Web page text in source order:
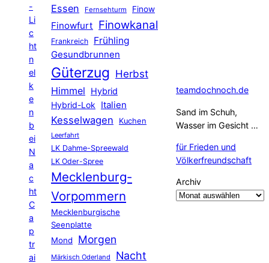
-
Li
c
ht
n
el
k
e
n
b
ei
N
a
c
ht
C
a
p
tr
ai
Essen Fernsehturm Finow
Finowfurt Finowkanal
Frankreich Frühling
Gesundbrunnen
Güterzug Herbst
Himmel
Hybrid
Hybrid-Lok Italien
Kesselwagen Kuchen
Leerfahrt
LK Dahme-Spreewald
LK Oder-Spree
Mecklenburg-
Vorpommern
Mecklenburgische
Seenplatte
Mond
Morgen
Märkisch Oderland Nacht
teamdochnoch.de
Sand im Schuh,
Wasser im Gesicht …
für Frieden und
Völkerfreundschaft
Archiv